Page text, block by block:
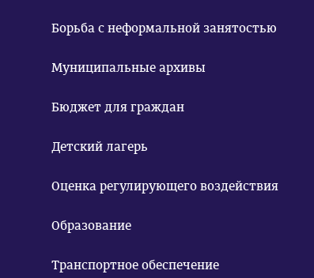
Борьба с неформальной занятостью
Муниципальные архивы
Бюджет для граждан
Детский лагерь
Оценка регулирующего воздействия
Образование
Транспортное обеспечение